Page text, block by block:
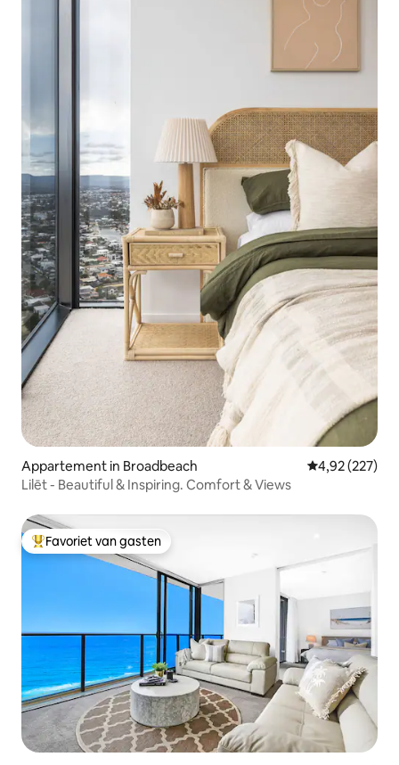
Appartement in Broadbeach Gemiddelde
4,92 (227)
Lilēt - Beautiful & Inspiring. Comfort & Views
Topfavoriet van gasten
Favoriet van gasten